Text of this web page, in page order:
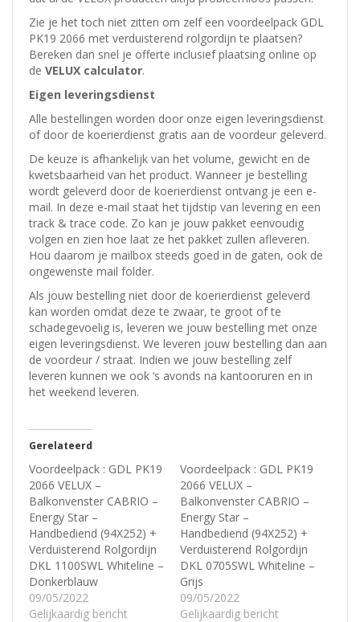
Zie je het toch niet zitten om zelf een voordeelpack GDL
PK19 2066 met verduisterend rolgordijn te plaatsen?
Bereken dan snel je offerte inclusief plaatsing online op
de VELUX calculator.
Eigen leveringsdienst
Alle bestellingen worden door onze eigen leveringsdienst
of door de koerierdienst gratis aan de voordeur geleverd.
De keuze is afhankelijk van het volume, gewicht en de
kwetsbaarheid van het product. Wanneer je bestelling
wordt geleverd door de koerierdienst ontvang je een e-
mail. In deze e-mail staat het tijdstip van levering en een
track & trace code. Zo kan je jouw pakket eenvoudig
volgen en zien hoe laat ze het pakket zullen afleveren.
Hou daarom je mailbox steeds goed in de gaten, ook de
ongewenste mail folder.
Als jouw bestelling niet door de koerierdienst geleverd
kan worden omdat deze te zwaar, te groot of te
schadegevoelig is, leveren we jouw bestelling met onze
eigen leveringsdienst. We leveren jouw bestelling dan aan
de voordeur / straat. Indien we jouw bestelling zelf
leveren kunnen we ook ‘s avonds na kantooruren en in
het weekend leveren.
Gerelateerd
Voordeelpack : GDL PK19
2066 VELUX –
Balkonvenster CABRIO –
Energy Star –
Handbediend (94X252) +
Verduisterend Rolgordijn
DKL 1100SWL Whiteline –
Donkerblauw
09/05/2022
Gelijkaardig bericht
Voordeelpack : GDL PK19
2066 VELUX –
Balkonvenster CABRIO –
Energy Star –
Handbediend (94X252) +
Verduisterend Rolgordijn
DKL 0705SWL Whiteline –
Grijs
09/05/2022
Gelijkaardig bericht